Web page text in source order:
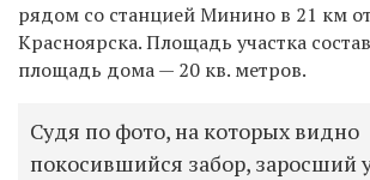
рядом со станцией Минино в 21 км
Красноярска. Площадь участка
площадь дома — 20 кв. метров.
Судя по фото, на которых видно
покосившийся забор, заросший